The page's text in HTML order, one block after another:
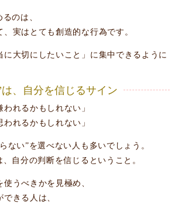
のは、
実はとても創造的な行為です。
に大切にしたいこと」に集中できるように
、自分を信じるサイン
われるかもしれない」
われるかもしれない」
ない”を選べない人も多いでしょう。
自分の判断を信じるということ。
うべきかを見極め、
きる人は、